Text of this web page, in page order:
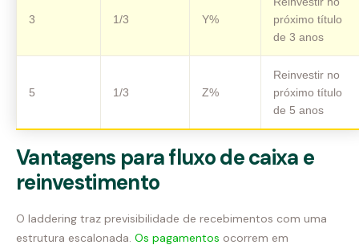
3 1/3 Y%
próximo título
de 3 anos
5 1/3 Z%
Reinvestir no
próximo título
de 5 anos
Vantagens para fluxo de caixa e
reinvestimento
O laddering traz previsibilidade de recebimentos com uma
estrutura escalonada. Os pagamentos ocorrem em